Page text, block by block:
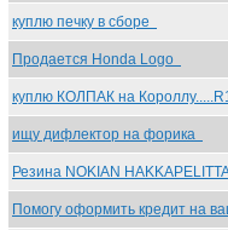
куплю печку в сборе
Продается Honda Logo
куплю КОЛПАК на
ищу дифлектор на форика
Резина NOKIAN
Помогу оформить кредит на